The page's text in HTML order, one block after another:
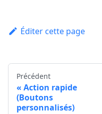
Éditer cette page
Précédent
Action rapide
(Boutons
personnalisés)